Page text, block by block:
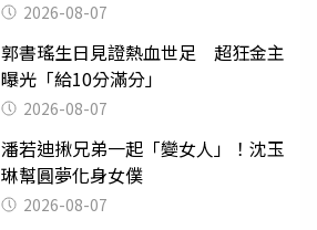
2026-08-07
郭書瑤生日見證熱血世足 超狂金主
曝光「給10分滿分」
2026-08-07
潘若迪揪兄弟一起「變女人」！沈玉
琳幫圓夢化身女僕
2026-08-07